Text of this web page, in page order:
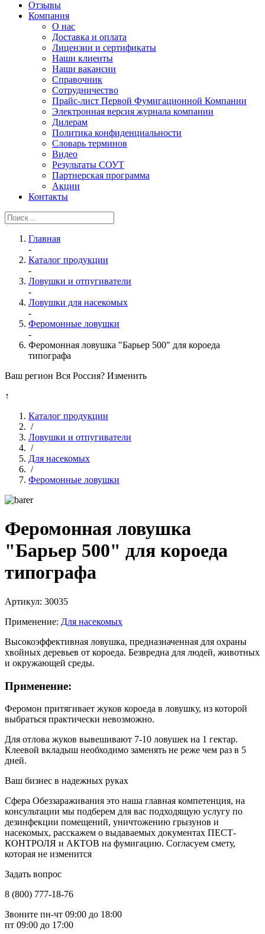
Отзывы
Компания
О нас
Доставка и оплата
Лицензии и сертификаты
Наши клиенты
Наши вакансии
Справочник
Сотрудничество
Прайс-лист Первой Фумигационной Компании
Электронная версия журнала компании
Дилерам
Политика конфиденциальности
Словарь терминов
Видео
Результаты СОУТ
Партнерская программа
Акции
Контакты
Главная
-
Каталог продукции
-
Ловушки и отпугиватели
-
Ловушки для насекомых
-
Феромонные ловушки
-
Феромонная ловушка "Барьер 500" для короеда
типографа
Ваш регион Вся Россия? Изменить
↑
Каталог продукции
/
Ловушки и отпугиватели
/
Для насекомых
/
Феромонные ловушки
Феромонная ловушка
"Барьер 500" для короеда
типографа
Артикул: 30035
Применение: Для насекомых
Высокоэффективная ловушка, предназначенная для охраны
хвойных деревьев от короеда. Безвредна для людей, животных
и окружающей среды.
Применение:
Феромон притягивает жуков короеда в ловушку, из которой
выбраться практически невозможно.
Для отлова жуков вывешивают 7-10 ловушек на 1 гектар.
Клеевой вкладыш необходимо заменять не реже чем раз в 5
дней.
Ваш бизнес в надежных руках
Сфера Обеззараживания это наша главная компетенция, на
консультации мы подберем для вас подходящую услугу по
дезинфекции помещений, уничтожению грызунов и
насекомых, расскажем о выдаваемых документах ПЕСТ-
КОНТРОЛЯ и АКТОВ на фумигацию. Согласуем смету,
которая не изменится
Задать вопрос
8 (800) 777-18-76
Звоните пн-чт 09:00 до 18:00
пт 09:00 до 17:00